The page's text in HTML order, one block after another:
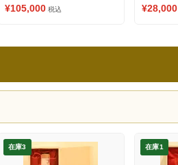
¥105,000 税込 ¥28,000
在庫3 在庫1